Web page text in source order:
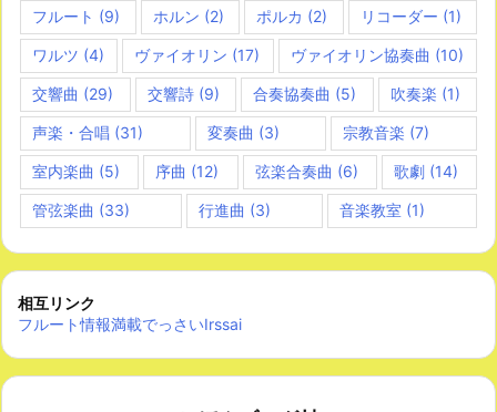
フルート (9) ホルン (2) ポルカ (2) リコーダー (1)
ワルツ (4) ヴァイオリン (17) ヴァイオリン協奏曲 (10)
交響曲 (29) 交響詩(9) 合奏協奏曲 (5) 吹奏楽 (1)
声楽・合唱 (31) 変奏曲 (3) 宗教音楽 (7)
室内楽曲 (5) 序曲 (12) 弦楽合奏曲 (6) 歌劇(14)
管弦楽曲 (33) 行進曲 (3) 音楽教室 (1)
相互リンク
フルート情報満載でっさいIrssai